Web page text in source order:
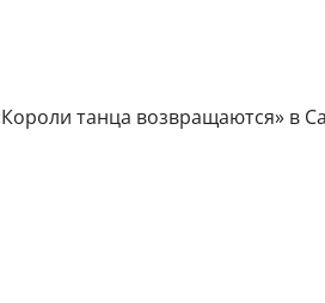
танца возвращаются» в